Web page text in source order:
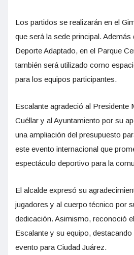
Los partidos se realizarán en el
que será la sede principal. Además
Deporte Adaptado, en el Parque
también será utilizado como
para los equipos participantes.
Escalante agradeció al Presidente
Cuéllar y al Ayuntamiento por su
una ampliación del presupuesto
este evento internacional que
espectáculo deportivo para la
El alcalde expresó su
jugadores y al cuerpo técnico por
dedicación. Asimismo, reconoció
Escalante y su equipo,
evento para Ciudad Juárez.